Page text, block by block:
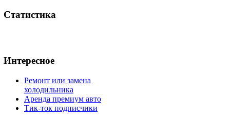
Статистика
Интересное
Ремонт или замена
холодильника
Аренда премиум авто
Тик-ток подписчики